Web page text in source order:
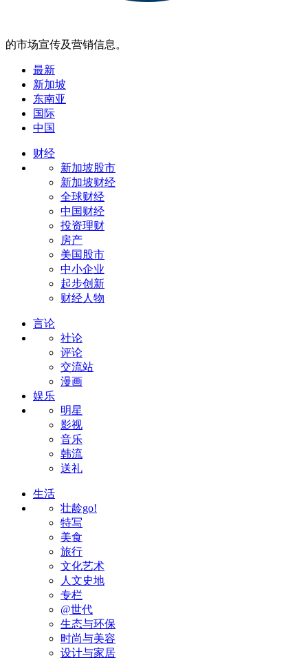
的市场宣传及营销信息。
最新
新加坡
东南亚
国际
中国
财经
新加坡股市
新加坡财经
全球财经
中国财经
投资理财
房产
美国股市
中小企业
起步创新
财经人物
言论
社论
评论
交流站
漫画
娱乐
明星
影视
音乐
韩流
送礼
生活
壮龄go!
特写
美食
旅行
文化艺术
人文史地
专栏
@世代
生态与环保
时尚与美容
设计与家居